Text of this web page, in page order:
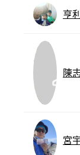
亨
陳
宮